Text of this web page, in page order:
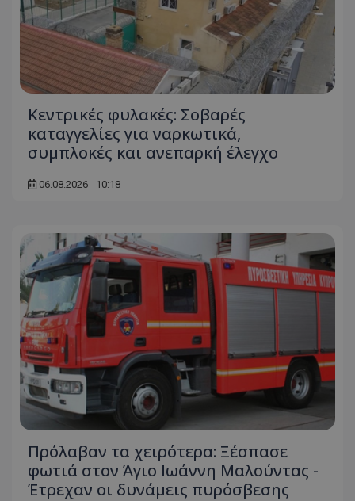
Κεντρικές φυλακές: Σοβαρές
καταγγελίες για ναρκωτικά,
συμπλοκές και ανεπαρκή έλεγχο
06.08.2026 - 10:18
Πρόλαβαν τα χειρότερα: Ξέσπασε
φωτιά στον Άγιο Ιωάννη Μαλούντας -
Έτρεχαν οι δυνάμεις πυρόσβεσης